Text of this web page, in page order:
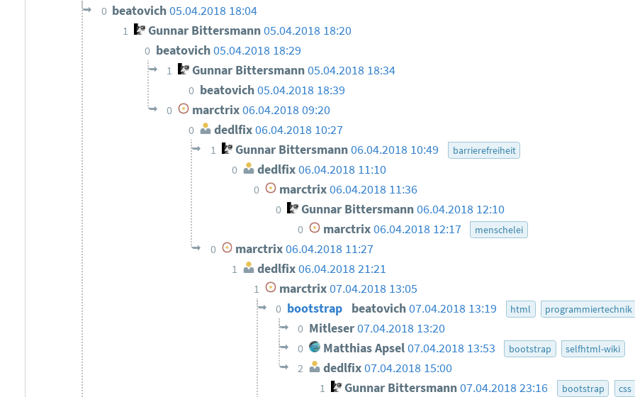
0 beatovich05.04.2018 18:04
1 Gunnar Bittersmann05.04.2018 18:20
0 beatovich05.04.2018 18:29
1 Gunnar Bittersmann05.04.2018 18:34
0 beatovich05.04.2018 18:39
0 marctrix06.04.2018 09:20
0 dedlfix 06.04.2018 10:27
1 Gunnar Bittersmann06.04.2018 10:49 barrierefreiheit
0 dedlfix06.04.2018 11:10
0 marctrix06.04.2018 11:36
0 Gunnar Bittersmann06.04.2018 12:10
0 marctrix06.04.2018 12:17 menschelei
0 marctrix06.04.2018 11:27
1 dedlfix06.04.2018 21:21
1 marctrix07.04.2018 13:05
0 bootstrap beatovich07.04.2018 13:19 html programmiertechnik
0 Mitleser07.04.2018 13:20
0 Matthias Apsel07.04.2018 13:53 bootstrap selfhtml-wiki
2 dedlfix07.04.2018 15:00
1 Gunnar Bittersmann 07.04.2018 23:16 bootstrap css